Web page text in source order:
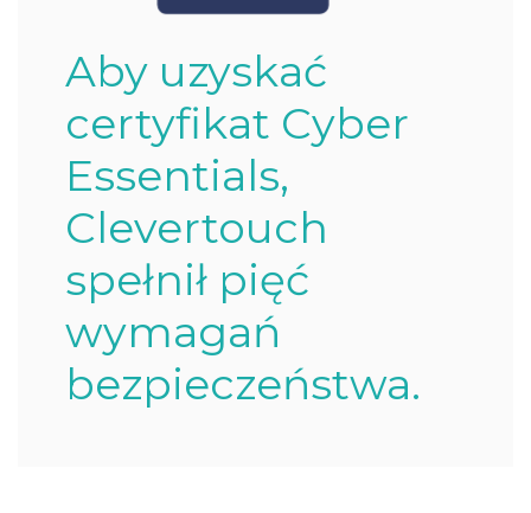
Aby uzyskać
certyfikat Cyber
Essentials,
Clevertouch
spełnił pięć
wymagań
bezpieczeństwa.